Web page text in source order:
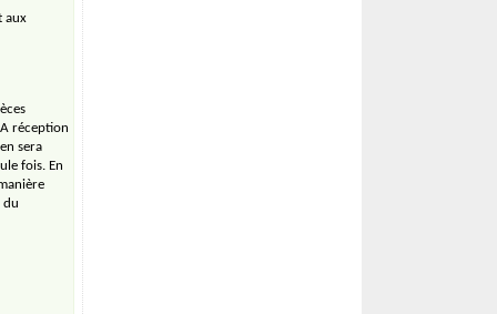
aux
réception
sera
fois. En
du